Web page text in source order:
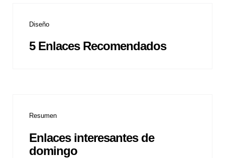
Diseño
5 Enlaces Recomendados
Resumen
Enlaces interesantes de
domingo